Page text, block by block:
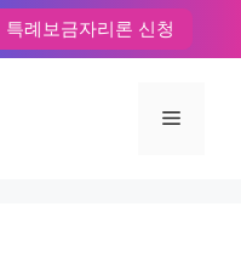
특례보금자리론 신청
메